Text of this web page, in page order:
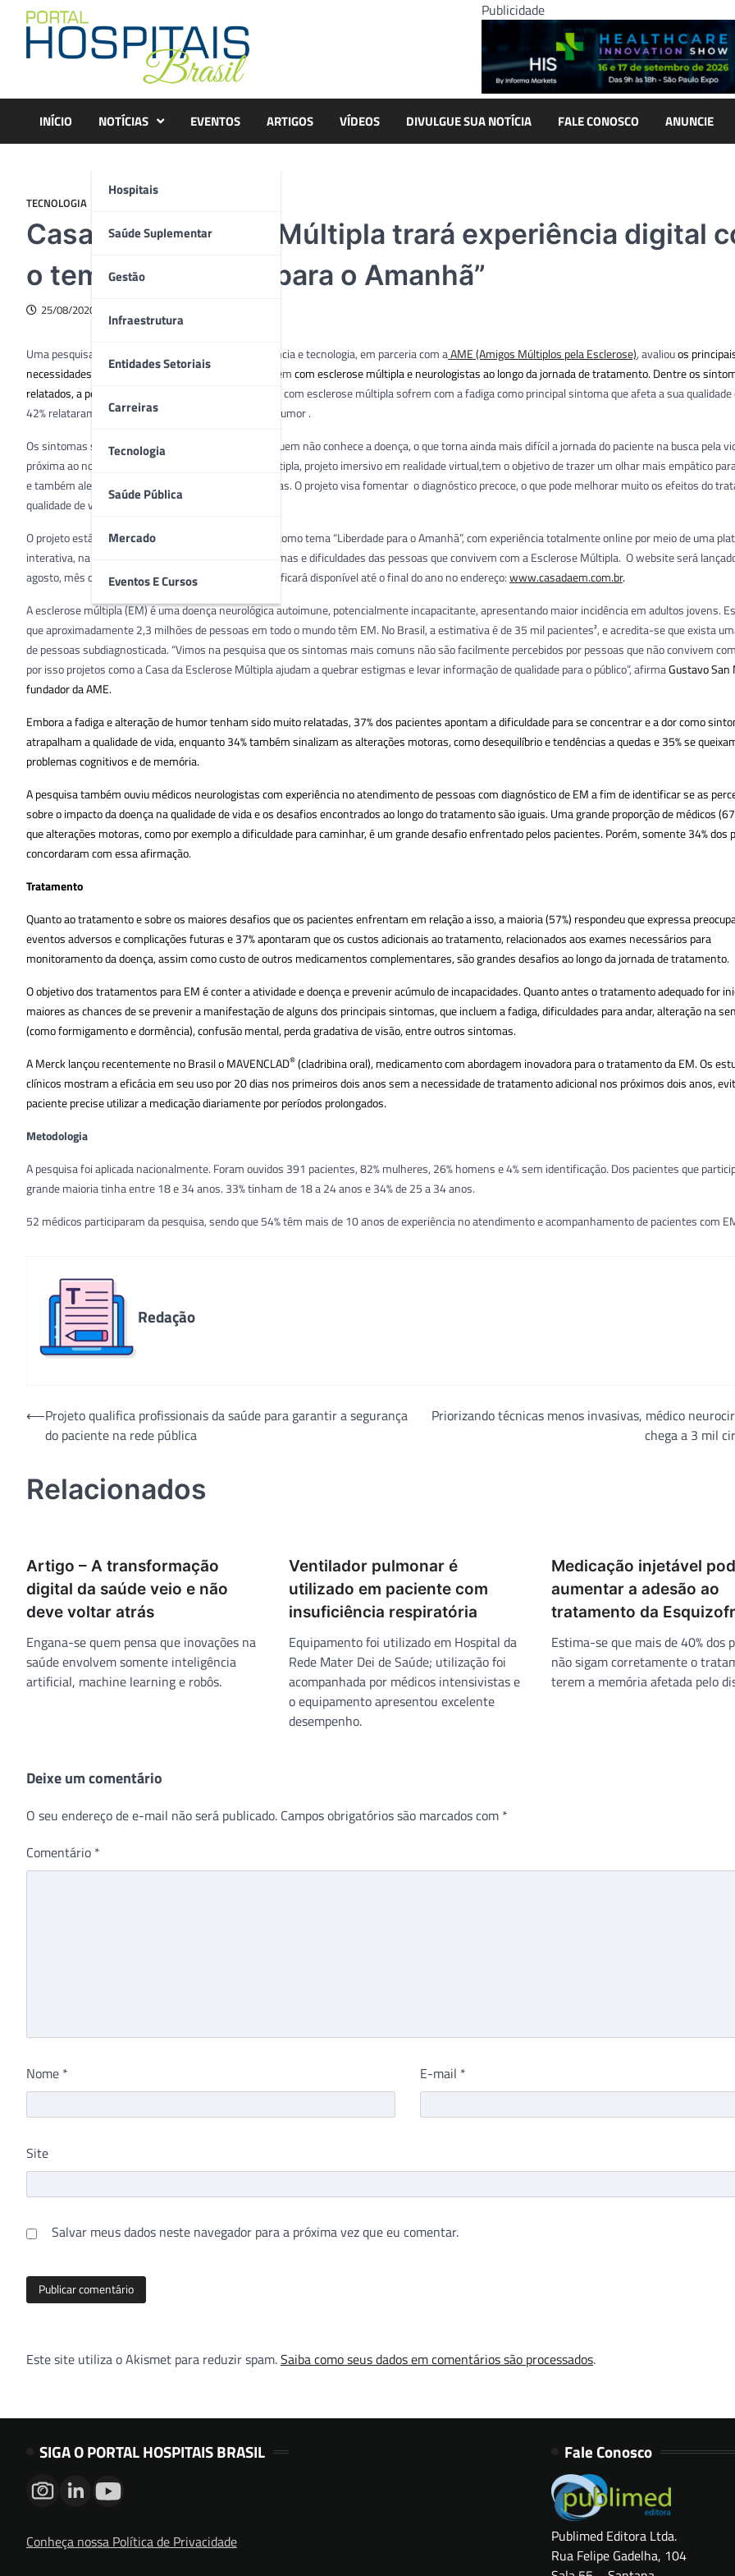
content
Publicidade
INÍCIO NOTÍCIAS
Hospitais
Saúde Suplementar
Gestão
Infraestrutura
Entidades Setoriais
Carreiras
Tecnologia
Saúde Pública
Mercado
Eventos E Cursos
EVENTOS ARTIGOS VÍDEOS DIVULGUE SUA NOTÍCIA FALE CONOSCO ANUNCIE
TECNOLOGIA
Casa da Esclerose Múltipla trará experiência digital
o tema “Liberdade para o Amanhã”
25/08/2020
Uma pesquisa recente da Merck, especialista em ciência e tecnologia, em parceria com aAME (Amigos Múltiplos pela Esclerose), avaliouos
necessidades não atendidas por pessoas que
convivemcom esclerose múltipla e neurologistas ao longo da jornada de tratamento. Dentre os
relatados, a pesquisa mostrou que 75%
dos pacientes com esclerose múltipla sofrem com a fadiga como principal sintoma que afeta a sua qualidade
42% relataram também a o impacto da alteração de humor .
Os sintomas são muitas vezes imperceptíveis para quem não conhece a doença, o que torna ainda mais difícil a jornada do paciente na busca pela
próxima ao normal possível. A Casa da Esclerose Múltipla, projeto imersivo em realidade virtual,tem o objetivo de trazer um olhar mais empático
e também alertar sobre os principais sinais e sintomas. O projeto visa fomentar o diagnóstico precoce, o que pode melhorar muito os efeitos do
qualidade de vida do paciente.
O projeto está em sua quarta edição e esse ano terá como tema “Liberdade para o Amanhã”, com experiência totalmente online por meio de uma
interativa, na qual será possível navegar pelos sintomas e dificuldades das pessoas que convivem com a Esclerose Múltipla. O website será
agosto, mês dedicado à conscientização da doença, e ficará disponível até o final do ano no endereço:www.casadaem.com.br.
A esclerose múltipla (EM) é uma doença neurológica autoimune, potencialmente incapacitante, apresentando maior incidência em adultos jovens.
que aproximadamente 2,3 milhões de pessoas em todo o mundo têm EM. No Brasil, a estimativa é de 35 mil pacientes², e acredita-se que exista
de pessoas subdiagnosticada. “Vimos na pesquisa que os sintomas mais comuns não são facilmente percebidos por pessoas que não convivem
por isso projetos como a Casa da Esclerose Múltipla ajudam a quebrar estigmas e levar informação de qualidade para o público”, afirmaGustavo
fundador da AME.
Embora a fadiga e alteração de humor tenham sido muito relatadas, 37% dos pacientes apontam a dificuldade para se concentrar e a dor como
atrapalham a qualidade de vida, enquanto 34% também sinalizam as alterações motoras, como desequilíbrio e tendências a quedas e 35% se
problemas cognitivos e de memória.
A pesquisa também ouviu médicos neurologistas com experiência no atendimento de pessoas com diagnóstico de EM a fim de identificar se as
sobre o impacto da doença na qualidade de vida e os desafios encontrados ao longo do tratamento são iguais. Uma grande proporção de médicos
que alterações motoras, como por exemplo a dificuldade para caminhar, é um grande desafio enfrentado pelos pacientes. Porém, somente 34% dos
concordaram com essa afirmação.
Tratamento
Quanto ao tratamento e sobre os maiores desafios que os pacientes enfrentam em relação a isso, a maioria (57%) respondeu que expressa
eventos adversos e complicações futuras e 37% apontaram que os custos adicionais ao tratamento, relacionados aos exames necessários para
monitoramento da doença, assim como custo de outros medicamentos complementares, são grandes desafios ao longo da jornada de tratamento.
O objetivo dos tratamentos para EM é conter a atividade e doença e prevenir acúmulo de incapacidades. Quanto antes o tratamento adequado for
maiores as chances de se prevenir a manifestação de alguns dos principais sintomas, que incluem a fadiga, dificuldades para andar, alteração na
(como formigamento e dormência), confusão mental, perda gradativa de visão, entre outros sintomas.
A Merck lançou recentemente no Brasil o MAVENCLAD®(cladribina oral), medicamento com abordagem inovadora para o tratamento da EM. Os
clínicos mostram a eficácia em seu uso por 20 dias nos primeiros dois anos sem a necessidade de tratamento adicional nos próximos dois anos,
paciente precise utilizar a medicação diariamente por períodos prolongados.
Metodologia
A pesquisa foi aplicada nacionalmente. Foram ouvidos 391 pacientes, 82% mulheres, 26% homens e 4% sem identificação. Dos pacientes que
grande maioria tinha entre 18 e 34 anos. 33% tinham de 18 a 24 anos e 34% de 25 a 34 anos.
52 médicos participaram da pesquisa, sendo que 54% têm mais de 10 anos de experiência no atendimento e acompanhamento de pacientes com
Redação
Navegação
⟵Projeto qualifica profissionais da saúde para garantir a segurança
do paciente na rede pública
Priorizando técnicas menos invasivas, médico
chega a 3 mil
Relacionados
Artigo – A transformação
digital da saúde veio e não
deve voltar atrás
Engana-se quem pensa que inovações na
saúde envolvem somente inteligência
artificial, machine learning e robôs.
Ventilador pulmonar é
utilizado em paciente com
insuficiência respiratória
Equipamento foi utilizado em Hospital da
Rede Mater Dei de Saúde; utilização foi
acompanhada por médicos intensivistas e
o equipamento apresentou excelente
desempenho.
Medicação injetável
aumentar a adesão ao
tratamento da
Estima-se que mais de 40% dos
não sigam corretamente o
terem a memória afetada pelo
Deixe um comentário
O seu endereço de e-mail não será publicado. Campos obrigatórios são marcados com *
Comentário *
Nome * E-mail *
Site
Salvar meus dados neste navegador para a próxima vez que eu comentar.
Este site utiliza o Akismet para reduzir spam.Saiba como seus dados em comentários são processados.
SIGA O PORTAL HOSPITAIS BRASIL
Conheça nossa Política de Privacidade
Fale Conosco
Publimed Editora Ltda.
Rua Felipe Gadelha, 104